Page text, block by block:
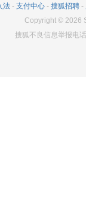
法 - 支付中心 - 搜狐招聘 -
Copyright © 2026
搜狐不良信息举报电